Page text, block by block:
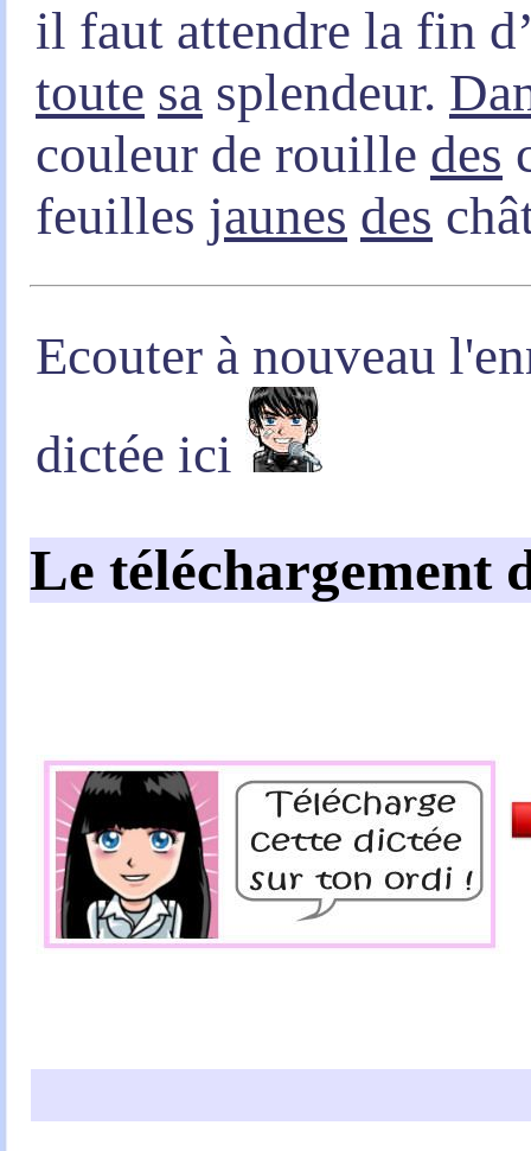
il faut attendre la fin
toute sa splendeur.
couleur de rouille des
feuilles jaunes des
Ecouter à nouveau
dictée ici
Le téléchargement